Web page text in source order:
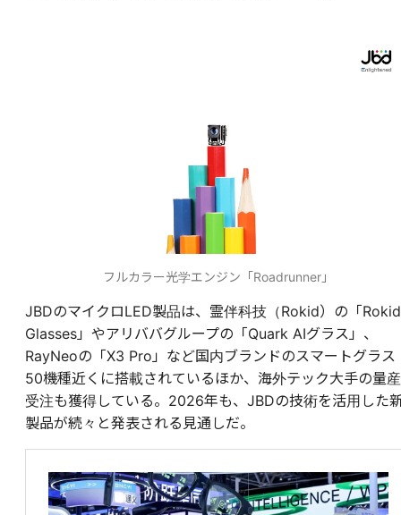
フルカラー光学エンジン「Roadrunner」
JBDのマイクロLED製品は、霊伴科技（Rokid）の「Rokid
Glasses」やアリババグループの「Quark AIグラス」、
RayNeoの「X3 Pro」など国内ブランドのスマートグラス
50機種近くに搭載されているほか、海外テック大手の量産
受注も獲得している。2026年も、JBDの技術を活用した
製品が続々と発表される見通しだ。